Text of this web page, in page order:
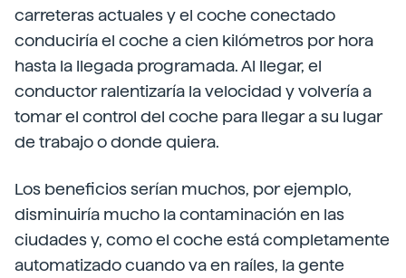
carreteras actuales y el coche conectado
conduciría el coche a cien kilómetros por hora
hasta la llegada programada. Al llegar, el
conductor ralentizaría la velocidad y volvería a
tomar el control del coche para llegar a su lugar
de trabajo o donde quiera.
Los beneficios serían muchos, por ejemplo,
disminuiría mucho la contaminación en las
ciudades y, como el coche está completamente
automatizado cuando va en raíles, la gente